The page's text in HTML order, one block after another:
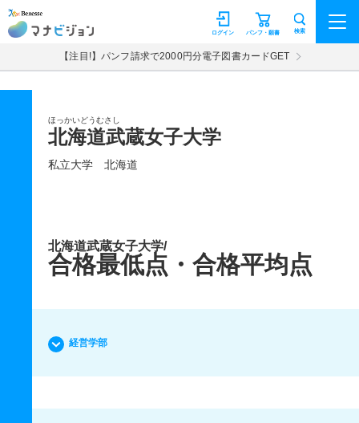
マナビジョン パンフ・願書
ログイン 検索
【注目!】パンフ請求で2000円分電子図書カードGET
ほっかいどうむさし
北海道武蔵女子大学
私立大学 北海道
北海道武蔵女子大学/
合格最低点・合格平均点
経営学部